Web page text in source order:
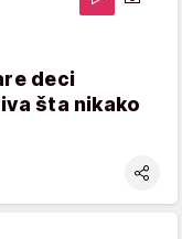
deci
šta nikako